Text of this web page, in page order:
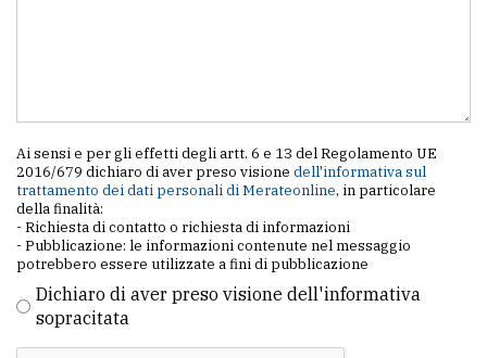
Ai sensi e per gli effetti degli artt. 6 e 13 del Regolamento UE
2016/679 dichiaro di aver preso visione dell'informativa sul
trattamento dei dati personali di Merateonline, in particolare
della finalità:
- Richiesta di contatto o richiesta di informazioni
- Pubblicazione: le informazioni contenute nel messaggio
potrebbero essere utilizzate a fini di pubblicazione
Dichiaro di aver preso visione dell'informativa
sopracitata